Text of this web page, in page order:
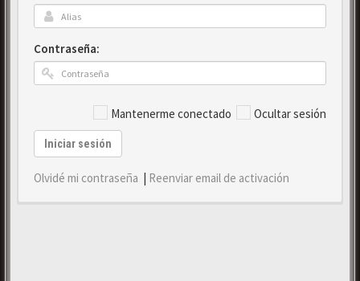
Contraseña:
Mantenerme conectado Ocultar sesión
Iniciar sesión
Olvidé mi contraseña | Reenviar email de activación